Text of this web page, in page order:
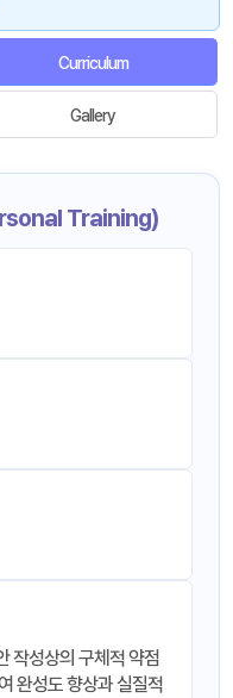
Curriculum
Gallery
Training)
작성상의 구체적 약점
완성도 향상과 실질적